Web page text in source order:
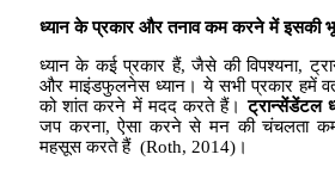
ध्यान के प्रकार और तनाव कम करने में इसकी
ध्यान के कई प्रकार हैं, जैसे की विपश्यना,
और माइंडफुलनेस ध्यान। ये सभी प्रकार हमें
को शांत करने में मदद करते हैं।ट्रान्सेंडेंटल
जप करना, ऐसा करने से मन की चंचलता
महसूस करते हैं (Roth, 2014)।